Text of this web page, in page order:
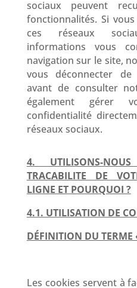
sociaux peuvent
fonctionnalités. Si
ces réseaux
informations vous
navigation sur le site,
vous déconnecter
avant de consulter
également gérer
confidentialité
réseaux sociaux.
4. UTILISONS-
TRACABILITE DE
LIGNE ET POURQUOI ?
4.1. UTILISATION DE
DÉFINITION DU TERME
Les cookies servent à